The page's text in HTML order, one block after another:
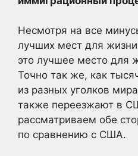
Несмотря на все
лучших мест для
это лучшее место для
Точно так же, как
из разных уголков
также переезжают в
рассматриваем обе
по сравнению с США.